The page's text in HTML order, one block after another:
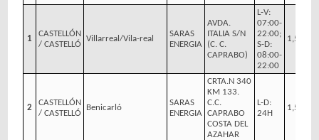
1
CASTELLÓN
/ CASTELLÓ
Villarreal/Vila-real
SARAS
ENERGIA
AVDA.
ITALIA S/N
(C. C.
CAPRABO)
L-V:
07:00-
22:00;
S-D:
08:00-
22:00
1,509
2
CASTELLÓN
/ CASTELLÓ
Benicarló
SARAS
ENERGIA
CRTA.N 340
KM 133.
C.C.
CAPRABO
COSTA DEL
AZAHAR
L-D:
24H
1,599